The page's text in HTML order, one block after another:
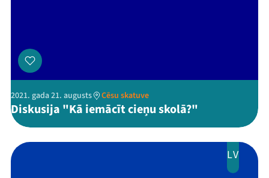
2021. gada 21. augusts Cēsu skatuve
Diskusija "Kā iemācīt cieņu skolā?"
LV